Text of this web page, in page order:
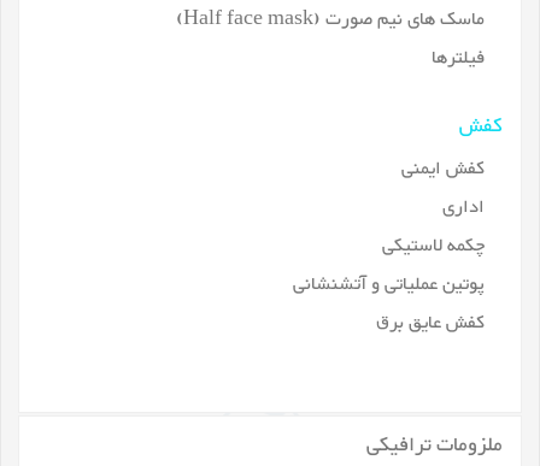
ماسک های نیم صورت (Half face mask)
فیلترها
کفش
کفش ایمنی
اداری
چکمه لاستیکی
پوتین عملیاتی و آتشنشانی
کفش عایق برق
ملزومات ترافیکی